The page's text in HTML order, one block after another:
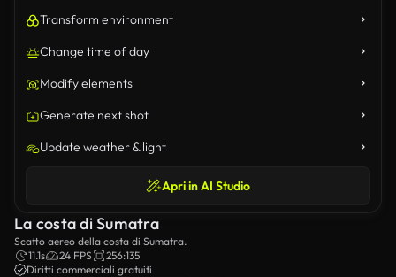
Transform environment
Change time of day
Modify elements
Generate next shot
Update weather & light
Apri in AI Studio
La costa di Sumatra
Scatto aereo della costa di Sumatra.
11.1s
24 FPS
256:135
Diritti commerciali gratuiti